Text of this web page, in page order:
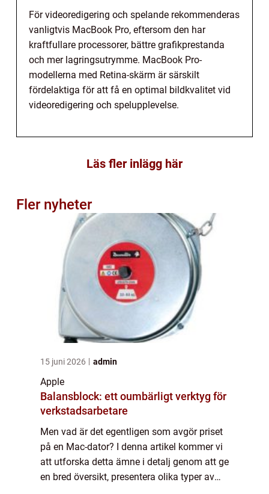
För videoredigering och spelande rekommenderas
vanligtvis MacBook Pro, eftersom den har
kraftfullare processorer, bättre grafikprestanda
och mer lagringsutrymme. MacBook Pro-
modellerna med Retina-skärm är särskilt
fördelaktiga för att få en optimal bildkvalitet vid
videoredigering och spelupplevelse.
Läs fler inlägg här
Fler nyheter
15 juni 2026 admin
Apple
Balansblock: ett oumbärligt verktyg för
verkstadsarbetare
Men vad är det egentligen som avgör priset
på en Mac-dator? I denna artikel kommer vi
att utforska detta ämne i detalj genom att ge
en bred översikt, presentera olika typer av